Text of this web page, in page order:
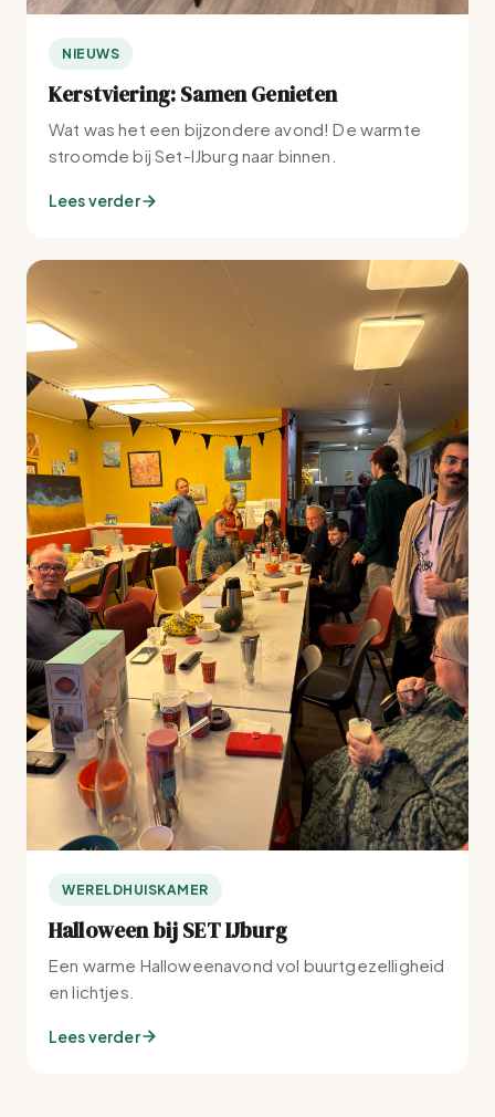
NIEUWS
Kerstviering: Samen Genieten
Wat was het een bijzondere avond! De warmte
stroomde bij Set-IJburg naar binnen.
Lees verder
WERELDHUISKAMER
Halloween bij SET IJburg
Een warme Halloweenavond vol buurtgezelligheid
en lichtjes.
Lees verder